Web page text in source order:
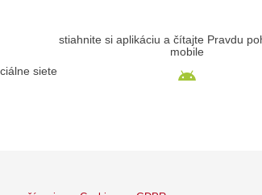
siete
stiahnite si aplikáciu a čítajte Pravdu
mobile